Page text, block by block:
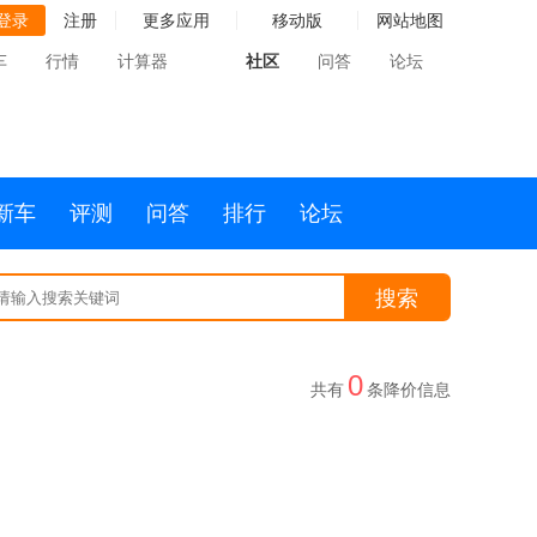
录 注册 更多应用 移动版 网站地图
行情 计算器 社区 问答 论坛
车 评测 问答 排行 论坛
搜索
共有 0条降价信息